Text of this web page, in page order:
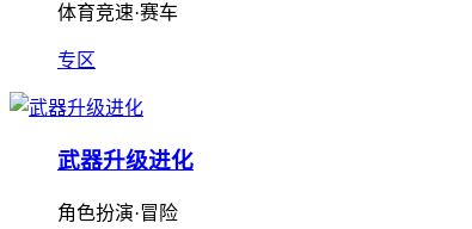
体育竞速·赛车
专区
武器升级进化
角色扮演·冒险